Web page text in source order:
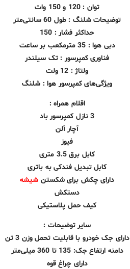
توان : 120 و 150 وات
توضیحات شلنگ : طول 60 سانتی‌متر
حداکثر فشار : 150
دبی هوا : 35 مترمکعب بر ساعت
فناوری کمپرسور : تک سیلندر
ولتاژ : 12 ولت
ویژگی‌های کمپرسور هوا : شلنگ
اقلام همراه :
3 نازل کمپرسور باد
آچار آلن
فیوز
کابل برق 3.5 متری
کابل تبدیل فندکی به باتری
دارای چکش برای شکستن شیشه
دستکش
کیف حمل پلاستیکی
سایر توضیحات :
دارای جک خودرو با قابلیت تحمل وزن 3 تن
دامنه ارتفاع جک: 135 تا 360 میلی‌متر
دارای چراغ قوه